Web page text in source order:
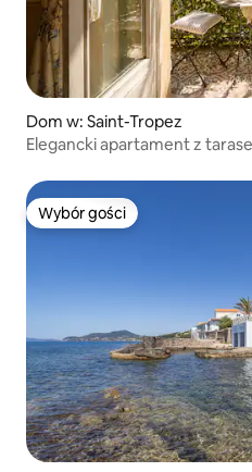
Dom w: Saint-Tropez
Elegancki apartament z
Wybór gości
Wybór gości